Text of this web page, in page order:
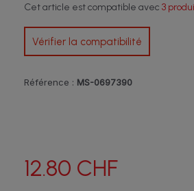
Cet article est compatible avec 3
Vérifier la compatibilité
Référence : MS-0697390
12.80 CHF